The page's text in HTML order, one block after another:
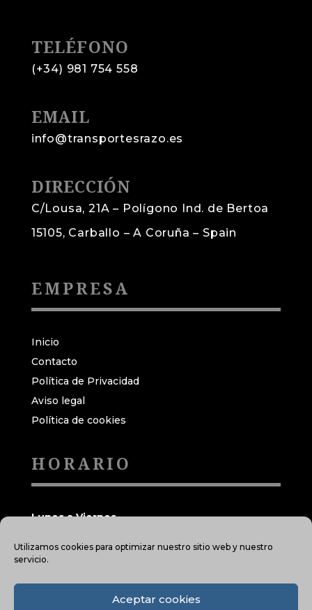
Utilizamos cookies para optimizar nuestro sitio web y nuestro
servicio.
Aceptar cookies
TELÉFONO
(+34) 981 754 558
EMAIL
info@transportesrazo.es
DIRECCIÓN
C/Lousa, 21A – Polígono Ind. de Bertoa
15105, Carballo – A Coruña – Spain
EMPRESA
Inicio
Contacto
Política de Privacidad
Aviso legal
Política de cookies
HORARIO
Lunes a Viernes
Tardes: 15:00h a 19:00h